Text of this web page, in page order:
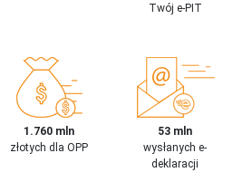
Twój e-PIT
1.760 mln
złotych dla OPP
53 mln
wysłanych e-
deklaracji